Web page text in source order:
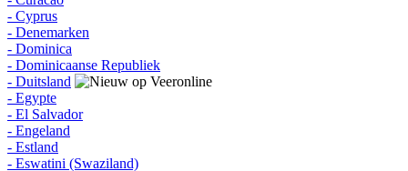
- Cyprus
- Denemarken
- Dominica
- Dominicaanse Republiek
- Duitsland
- Egypte
- El Salvador
- Engeland
- Estland
- Eswatini (Swaziland)